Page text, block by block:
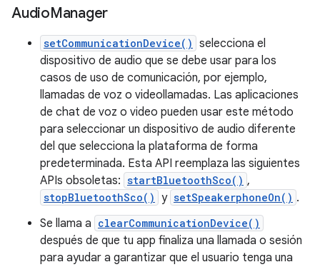
AudioManager
setCommunicationDevice() selecciona el
dispositivo de audio que se debe usar para los
casos de uso de comunicación, por ejemplo,
llamadas de voz o videollamadas. Las aplicaciones
de chat de voz o video pueden usar este método
para seleccionar un dispositivo de audio diferente
del que selecciona la plataforma de forma
predeterminada. Esta API reemplaza las siguientes
APIs obsoletas: startBluetoothSco() ,
stopBluetoothSco() y setSpeakerphoneOn() .
Se llama a clearCommunicationDevice()
después de que tu app finaliza una llamada o sesión
para ayudar a garantizar que el usuario tenga una